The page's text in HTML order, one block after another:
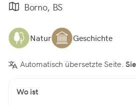
Borno, BS
Natur Geschichte
Automatisch übersetzte Seite.
Wo ist